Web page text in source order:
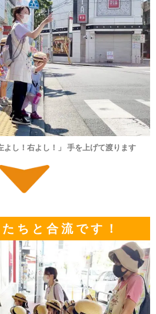
よし！右よし！」 手を上げて渡ります
ちと合流です！